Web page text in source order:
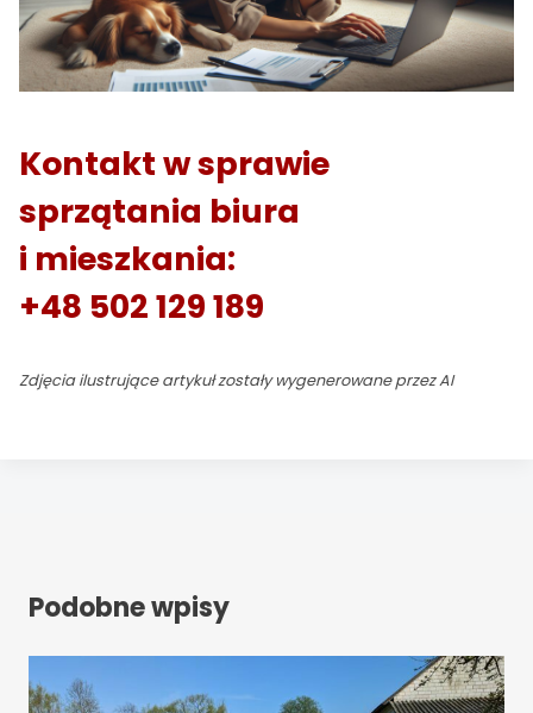
Kontaktw sprawie
sprzątania biura
i mieszkania:
+48 502 129 189
Zdjęcia ilustrujące artykuł zostały wygenerowane przez AI
Podobne wpisy